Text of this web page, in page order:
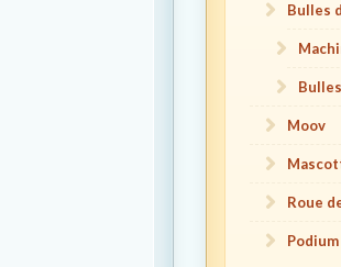
Bulles
Moov
Roue
Podium